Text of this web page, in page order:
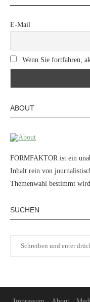
E-Mail
Wenn Sie fortfahren,
ABOUT
FORMFAKTOR ist ein
Inhalt rein von
Themenwahl bestimmt
SUCHEN